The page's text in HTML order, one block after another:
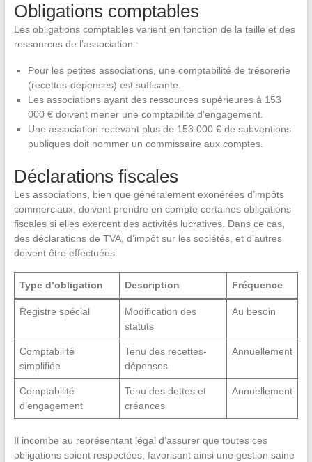
Obligations comptables
Les obligations comptables varient en fonction de la taille et des
ressources de l’association :
Pour les petites associations, une comptabilité de trésorerie
(recettes-dépenses) est suffisante.
Les associations ayant des ressources supérieures à 153
000 € doivent mener une comptabilité d’engagement.
Une association recevant plus de 153 000 € de subventions
publiques doit nommer un commissaire aux comptes.
Déclarations fiscales
Les associations, bien que généralement exonérées d’impôts
commerciaux, doivent prendre en compte certaines obligations
fiscales si elles exercent des activités lucratives. Dans ce cas,
des déclarations de TVA, d’impôt sur les sociétés, et d’autres
doivent être effectuées.
Type d’obligation Description Fréquence
Registre spécial
Modification des
statuts
Au besoin
Comptabilité
simplifiée
Tenu des recettes-
dépenses
Annuellement
Comptabilité
d’engagement
Tenu des dettes et
créances
Annuellement
Il incombe au représentant légal d’assurer que toutes ces
obligations soient respectées, favorisant ainsi une gestion saine